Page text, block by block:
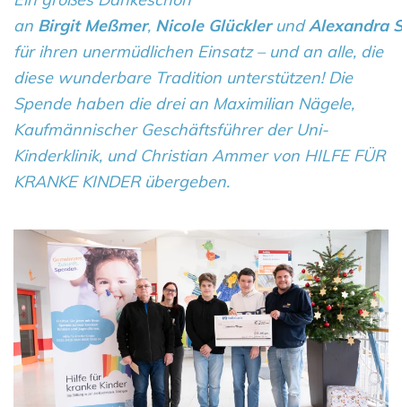
an Birgit Meßmer, Nicole GlücklerundAlexandra
für ihren unermüdlichen Einsatz – und an alle, die
diese wunderbare Tradition unterstützen! Die
Spende haben die drei an Maximilian Nägele,
Kaufmännischer Geschäftsführer der Uni-
Kinderklinik, und Christian Ammer von HILFE FÜR
KRANKE KINDER übergeben.